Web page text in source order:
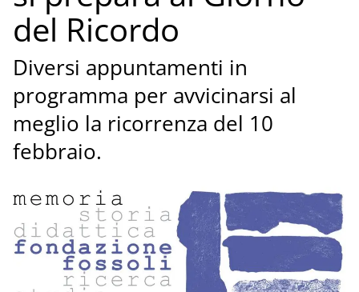
del Ricordo
Diversi appuntamenti in
programma per avvicinarsi al
meglio la ricorrenza del 10
febbraio.